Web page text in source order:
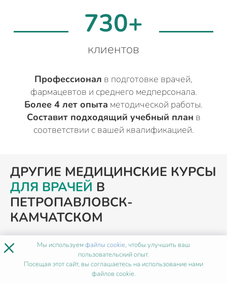
730+
клиентов
Профессионал в подготовке врачей,
фармацевтов и среднего медперсонала.
Более 4 лет опыта методической работы.
Составит подходящий учебный план в
соответствии с вашей квалификацией.
ДРУГИЕ МЕДИЦИНСКИЕ КУРСЫ
ДЛЯ ВРАЧЕЙ В
ПЕТРОПАВЛОВСК-
КАМЧАТСКОМ
ПОХОЖИЕ ПРОГРАММЫ
× Мы используемфайлы cookie, чтобы улучшить ваш
пользовательский опыт.
Посещая этот сайт, вы соглашаетесь на использование нами
файлов cookie.